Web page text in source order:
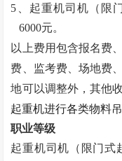
5、起重机司机（限
6000元。
以上费用包含报名费
费、监考费、场地费
地可以调整外，其他
起重机进行各类物料
职业等级
起重机司机（限门式